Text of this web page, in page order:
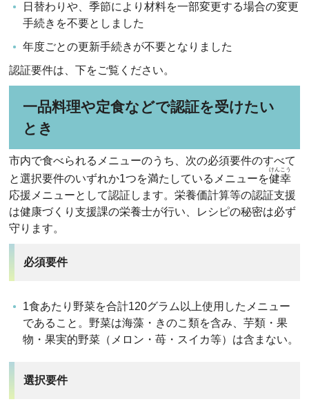
日替わりや、季節により材料を一部変更する場合の変更
手続きを不要としました
年度ごとの更新手続きが不要となりました
認証要件は、下をご覧ください。
一品料理や定食などで認証を受けたい
とき
市内で食べられるメニューのうち、次の必須要件のすべて
と選択要件のいずれか1つを満たしているメニューを健幸
けんこう
応援メニューとして認証します。栄養価計算等の認証支援
は健康づくり支援課の栄養士が行い、レシピの秘密は必ず
守ります。
必須要件
1食あたり野菜を合計120グラム以上使用したメニュー
であること。野菜は海藻・きのこ類を含み、芋類・果
物・果実的野菜（メロン・苺・スイカ等）は含まない。
選択要件